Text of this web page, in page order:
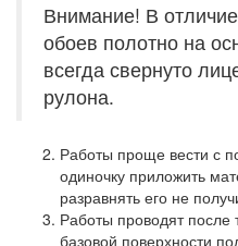
Внимание! В
обоев полотно на
всегда свернуто
рулона.
Работы проще вести с
одиночку приложить
разравнять его не
Работы проводят после
базовой поверхности